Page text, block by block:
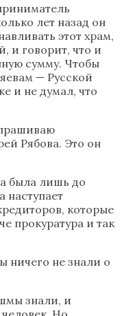
лет назад он
этот храм,
и говорит, что и
сумму. Чтобы
— Русской
и не думал, что
Рябова. Это он
была лишь до
наступает
которые
прокуратура и так
ничего не знали о
знали, и